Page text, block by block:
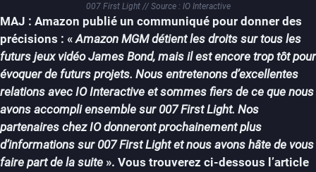
007 First Light // Source : IO Interactive
MAJ : Amazon publié un communiqué pour donner des
précisions : «Amazon MGM détient les droits sur tous les
futurs jeux vidéo James Bond, mais il est encore trop tôt pour
évoquer de futurs projets. Nous entretenons d’excellentes
relations avec IO Interactive et sommes fiers de ce que nous
avons accompli ensemble sur 007 First Light. Nos
partenaires chez IO donneront prochainement plus
d’informations sur 007 First Light et nous avons hâte de vous
faire part de la suite ». Vous trouverez ci-dessous l’article